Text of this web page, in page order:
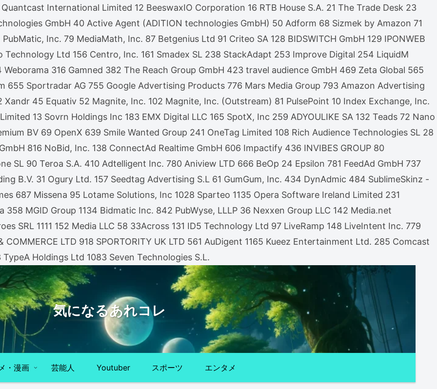
International Limited 12 BeeswaxIO Corporation 16 RTB House S.A. 21 The Trade Desk 23
GmbH 40 Active Agent (ADITION technologies GmbH) 50 Adform 68 Sizmek by Amazon 71
Inc. 79 MediaMath, Inc. 87 Betgenius Ltd 91 Criteo SA 128 BIDSWITCH GmbH 129 IPONWEB
Technology Ltd 156 Centro, Inc. 161 Smadex SL 238 StackAdapt 253 Improve Digital 254 LiquidM
316 Gamned 382 The Reach Group GmbH 423 travel audience GmbH 469 Zeta Global 565
655 Sportradar AG 755 Google Advertising Products 776 Mars Media Group 793 Amazon Advertising
45 Equativ 52 Magnite, Inc. 102 Magnite, Inc. (Outstream) 81 PulsePoint 10 Index Exchange, Inc.
13 Sovrn Holdings Inc 183 EMX Digital LLC 165 SpotX, Inc 259 ADYOULIKE SA 132 Teads 72 Nano
BV 69 OpenX 639 Smile Wanted Group 241 OneTag Limited 108 Rich Audience Technologies SL 28
816 NoBid, Inc. 138 ConnectAd Realtime GmbH 606 Impactify 436 INVIBES GROUP 80
SL 90 Teroa S.A. 410 Adtelligent Inc. 780 Aniview LTD 666 BeOp 24 Epsilon 781 FeedAd GmbH 737
B.V. 31 Ogury Ltd. 157 Seedtag Advertising S.L 61 GumGum, Inc. 434 DynAdmic 484 SublimeSkinz -
687 Missena 95 Lotame Solutions, Inc 1028 Sparteo 1135 Opera Software Ireland Limited 231
MGID Group 1134 Bidmatic Inc. 842 PubWyse, LLLP 36 Nexxen Group LLC 142 Media.net
SRL 1111 152 Media LLC 58 33Across 131 ID5 Technology Ltd 97 LiveRamp 148 LiveIntent Inc. 779
LTD 918 SPORTORITY UK LTD 561 AuDigent 1165 Kueez Entertainment Ltd. 285 Comcast
Holdings Ltd 1083 Seven Technologies S.L.
気になるあれコレ
・漫画 芸能人 Youtuber スポーツ エンタメ